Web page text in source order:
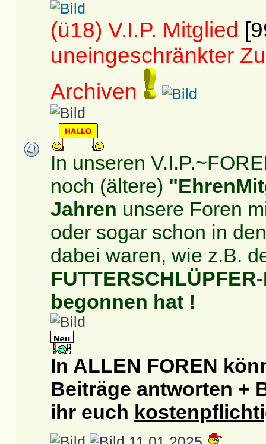
(ü18) V.I.P. Mitglied
uneingeschränkter
Archiven
In unseren
noch (ältere)
Jahren unsere Foren
oder sogar schon in
dabei waren, wie z.B.
begonnen hat !
In ALLEN FOREN
Beiträge antworten +
ihr euch